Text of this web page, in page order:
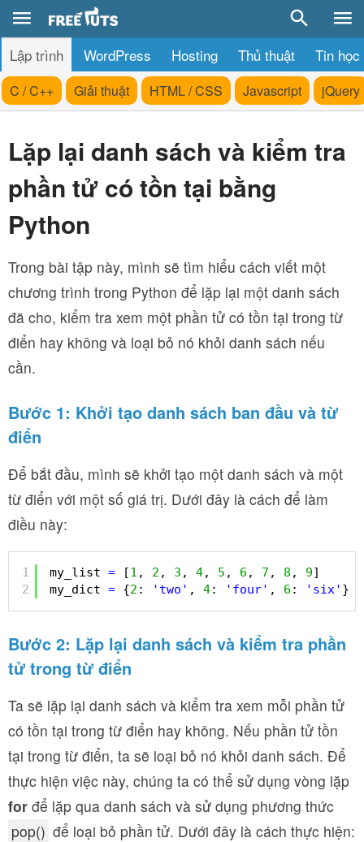
Lập trình WordPress Hosting Thủ thuật Tin học
C / C++ Giải thuật HTML / CSS Javascript jQuery
Lặp lại danh sách và kiểm tra
phần tử có tồn tại bằng
Python
Trong bài tập này, mình sẽ tìm hiểu cách viết một
chương trình trong Python để lặp lại một danh sách
đã cho, kiểm tra xem một phần tử có tồn tại trong từ
điển hay không và loại bỏ nó khỏi danh sách nếu
cần.
Bước 1: Khởi tạo danh sách ban đầu và từ
điển
Để bắt đầu, mình sẽ khởi tạo một danh sách và một
từ điển với một số giá trị. Dưới đây là cách để làm
điều này:
1
2
my_list = [1 , 2 , 3 , 4, 5 , 6 , 7 , 8 , 9]
my_dict = {2 : 'two' , 4: 'four' , 6 : 'six' }
Bước 2: Lặp lại danh sách và kiểm tra phần
tử trong từ điển
Ta sẽ lặp lại danh sách và kiểm tra xem mỗi phần tử
có tồn tại trong từ điển hay không. Nếu phần tử tồn
tại trong từ điển, ta sẽ loại bỏ nó khỏi danh sách. Để
thực hiện việc này, chúng ta có thể sử dụng vòng lặp
for để lặp qua danh sách và sử dụng phương thức
pop() để loại bỏ phần tử. Dưới đây là cách thực hiện: